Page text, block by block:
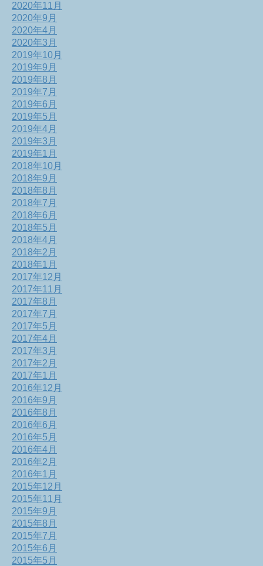
2020年11月
2020年9月
2020年4月
2020年3月
2019年10月
2019年9月
2019年8月
2019年7月
2019年6月
2019年5月
2019年4月
2019年3月
2019年1月
2018年10月
2018年9月
2018年8月
2018年7月
2018年6月
2018年5月
2018年4月
2018年2月
2018年1月
2017年12月
2017年11月
2017年8月
2017年7月
2017年5月
2017年4月
2017年3月
2017年2月
2017年1月
2016年12月
2016年9月
2016年8月
2016年6月
2016年5月
2016年4月
2016年2月
2016年1月
2015年12月
2015年11月
2015年9月
2015年8月
2015年7月
2015年6月
2015年5月